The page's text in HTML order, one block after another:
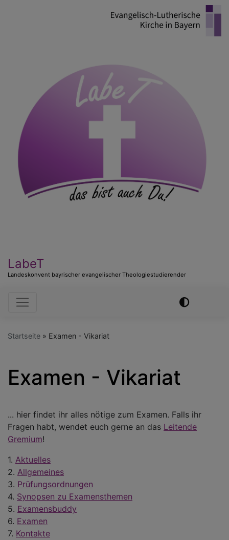
LabeT
Landeskonvent bayrischer evangelischer Theologiestudierender
Hauptnavigation
Startseite Examen - Vikariat
Examen - Vikariat
... hier findet ihr alles nötige zum Examen. Falls ihr
Fragen habt, wendet euch gerne an das Leitende
Gremium!
1. Aktuelles
2. Allgemeines
3. Prüfungsordnungen
4. Synopsen zu Examensthemen
5. Examensbuddy
6. Examen
7. Kontakte